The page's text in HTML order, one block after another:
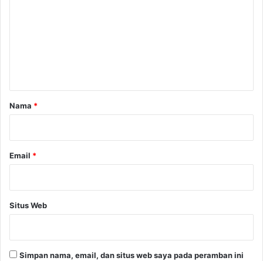
rNama *
Email *
Situs Web
Simpan nama, email, dan situs web saya pada peramban ini